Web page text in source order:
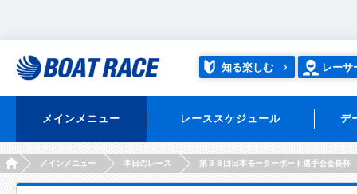
知る楽しむ レーサ
メインメニュー レーススケジュール デ
HOMEメインメニュー 本日のレース 第３８回日本モーターボート選手会会長杯